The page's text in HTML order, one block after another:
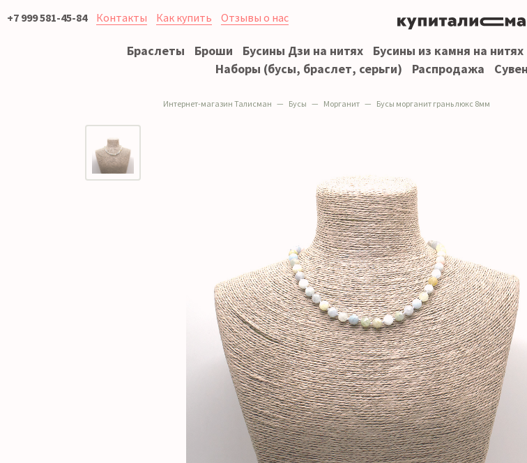
+7 999 581-45-84 Контакты Как купить Отзывы о нас
Браслеты Броши Бусины Дзи на нитях Бусины из камня на нитях
Наборы (бусы, браслет, серьги)
Распродажа
Интернет-магазин Талисман Бусы Морганит Бусы морганит грань люкс 8мм